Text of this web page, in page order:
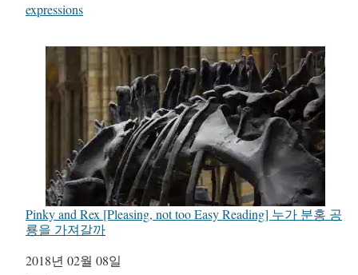
관련 항목
expressions
Pinky and Rex [Pleasing, not too Easy Reading] 누가 분홍 공
룡을 가져갈까
일자
2018년 02월 08일